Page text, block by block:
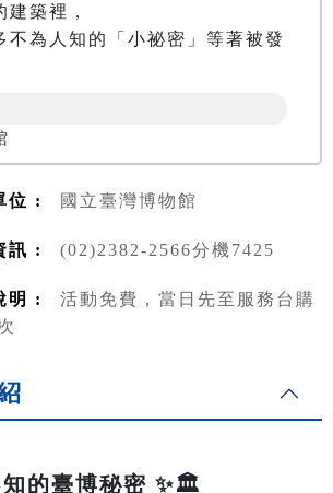
建築裡，
不為人知的「小祕密」等著被發
位 : 國立臺灣博物館
訊 : (02)2382-2566分機7425
明 :
活動免費，當日先至服務台購
的臺博秘密 ✨🏛️